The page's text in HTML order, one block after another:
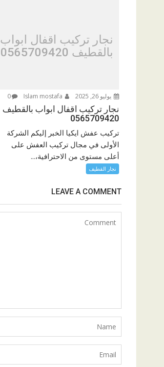
نجار تركيب اقفال ابواب
بالقطيف 0565709420
يوليو 26, 2025 0
نجار تركيب اقفال ابواب بالقطيف
0565709420
تركيب عفش ايكيا الخبر إليكم الشركة
الأولى في مجال تركيب العفش على
أعلى مستوى من الاحترافية،...
نجار القطيف
LEAVE A COMMENT